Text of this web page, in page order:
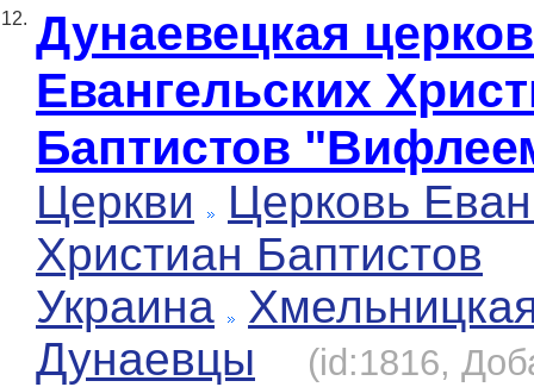
12. Дунаевецкая
Евангельских
Баптистов
Церкви
Церковь
Христиан Баптистов
Украина
Дунаевцы
(id:1816,